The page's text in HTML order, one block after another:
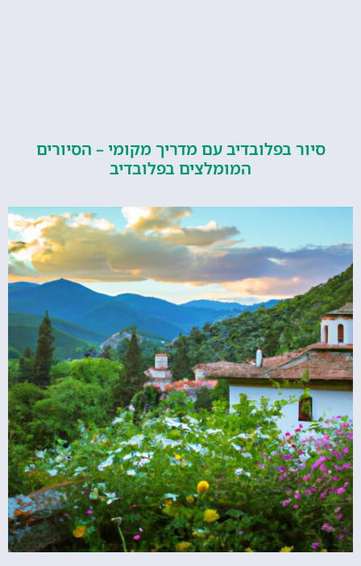
בפלובדיב עם מדריך מקומי – הסיורים
המומלצים בפלובדיב